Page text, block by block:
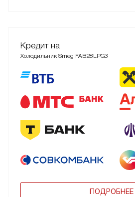
Кредит на
Холодильник Smeg FAB28LPG3
ПОДРОБНЕЕ